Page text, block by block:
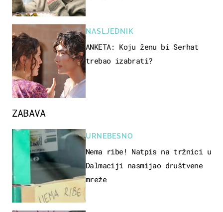
ZABAVA
URNEBESNO
Nema ribe! Natpis na tržnici u
Dalmaciji nasmijao društvene
mreže
NASLJEDNIK
ANKETA: Koju ženu bi Serhat
trebao izabrati?